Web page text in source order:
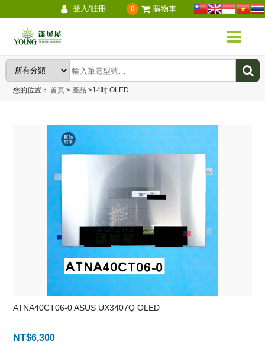
登入/註冊 0 購物車
您的位置：首頁 > 產品>14吋 OLED
ATNA40CT06-0 ASUS UX3407Q OLED
NT$6,300